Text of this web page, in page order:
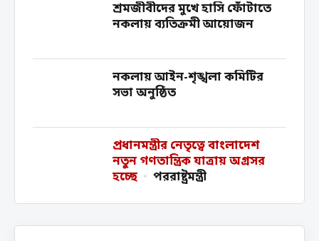
শ্রমজীবীদের মুখে হাসি ফোঁটাতে
নকলায় ব্যতিক্রমী আয়োজন
নকলায় আইন-শৃঙ্খলা কমিটির
সভা অনুষ্ঠিত
প্রধানমন্ত্রীর নেতৃত্বে বাংলাদেশ
নতুন গণতান্ত্রিক যাত্রায় অগ্রসর
হচ্ছে • পররাষ্ট্রমন্ত্রী